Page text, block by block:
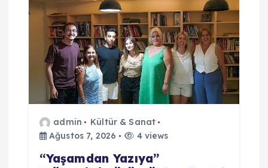
admin
Kültür & Sanat
Ağustos 7, 2026
4 views
“Yaşamdan Yazıya”